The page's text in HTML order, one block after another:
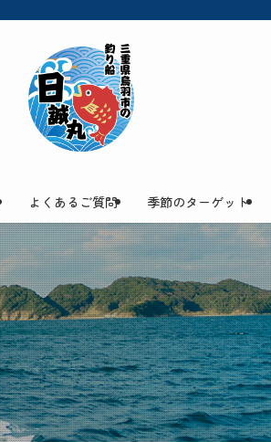
よくあるご質問 季節のターゲット